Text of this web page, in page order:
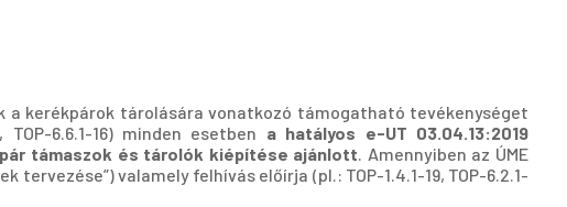
a kerékpárok tárolására vonatkozó támogatható tevékenységet
TOP-6.6.1-16) minden esetben a hatályos e-UT 03.04.13:2019
támaszok és tárolók kiépítése ajánlott. Amennyiben az ÚME
tervezése”) valamely felhívás előírja (pl.: TOP-1.4.1-19, TOP-6.2.1-